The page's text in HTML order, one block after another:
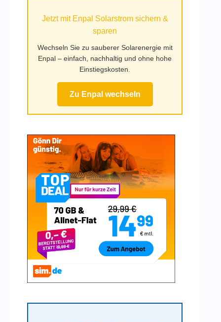
Jetzt mit Enpal Solarstrom sichern &
sparen
Wechseln Sie zu sauberer Solarenergie mit
Enpal – einfach, nachhaltig und ohne hohe
Einstiegskosten.
Zu Enpal wechseln